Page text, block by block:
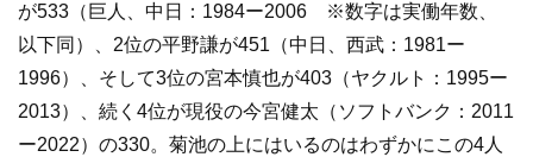
が533（巨人、中日：1984ー2006 ※数字は実働年数、
以下同）、2位の平野謙が451（中日、西武：1981ー
1996）、そして3位の宮本慎也が403（ヤクルト：1995ー
2013）、続く4位が現役の今宮健太（ソフトバンク：2011
ー2022）の330。菊池の上にはいるのはわずかにこの4人